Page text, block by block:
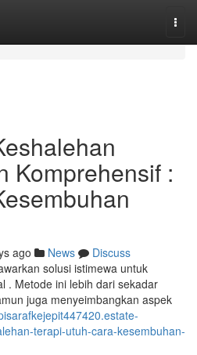
Komprehensif :
ago News
Discuss
solusi istimewa untuk
. Metode ini lebih dari sekadar
juga menyeimbangkan aspek
terapi-utuh-cara-kesembuhan-